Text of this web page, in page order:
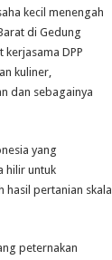
kecil menengah
di Gedung
DPP
kuliner,
dan sebagainya
yang
hilir untuk
hasil pertanian skala
peternakan